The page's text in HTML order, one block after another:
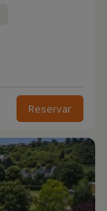
Reservar